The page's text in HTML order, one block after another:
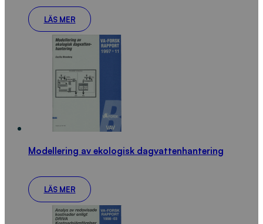
LÄS MER
Modellering av ekologisk dagvattenhantering
LÄS MER